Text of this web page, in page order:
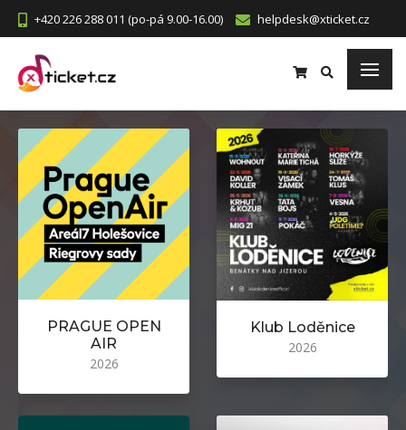
+420 226 288 011 (po-pá 9.00-16.00) helpdesk@xticket.cz